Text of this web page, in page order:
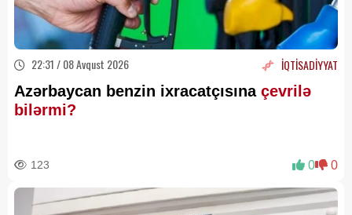
22:31 / 08 Avqust 2026 İQTİSADİYYAT
Azərbaycan benzin ixracatçısınaçevrilə
bilərmi?
123 0 0